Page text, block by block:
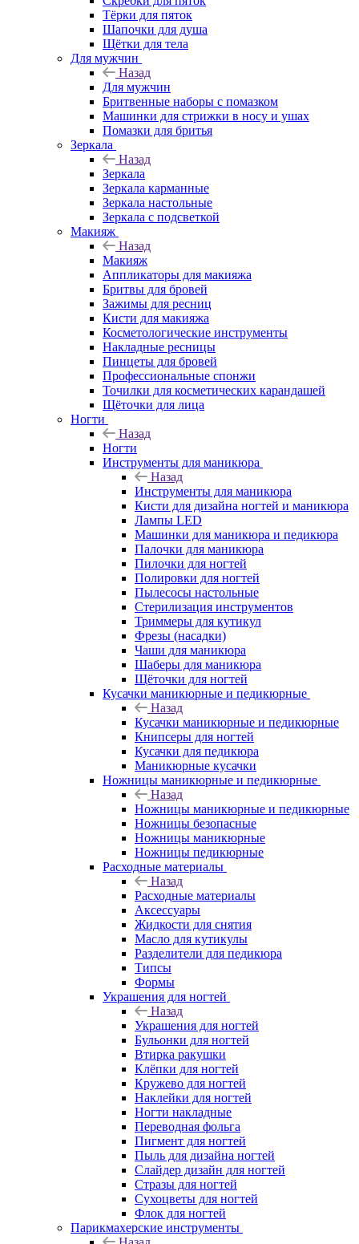
Тёрки для пяток
Шапочки для душа
Щётки для тела
Для мужчин
Назад
Для мужчин
Бритвенные наборы с помазком
Машинки для стрижки в носу и ушах
Помазки для бритья
Зеркала
Назад
Зеркала
Зеркала карманные
Зеркала настольные
Зеркала с подсветкой
Макияж
Назад
Макияж
Аппликаторы для макияжа
Бритвы для бровей
Зажимы для ресниц
Кисти для макияжа
Косметологические инструменты
Накладные ресницы
Пинцеты для бровей
Профессиональные спонжи
Точилки для косметических карандашей
Щёточки для лица
Ногти
Назад
Ногти
Инструменты для маникюра
Назад
Инструменты для маникюра
Кисти для дизайна ногтей и маникюра
Лампы LED
Машинки для маникюра и педикюра
Палочки для маникюра
Пилочки для ногтей
Полировки для ногтей
Пылесосы настольные
Стерилизация инструментов
Триммеры для кутикул
Фрезы (насадки)
Чаши для маникюра
Шаберы для маникюра
Щёточки для ногтей
Кусачки маникюрные и педикюрные
Назад
Кусачки маникюрные и педикюрные
Книпсеры для ногтей
Кусачки для педикюра
Маникюрные кусачки
Ножницы маникюрные и педикюрные
Назад
Ножницы маникюрные и педикюрные
Ножницы безопасные
Ножницы маникюрные
Ножницы педикюрные
Расходные материалы
Назад
Расходные материалы
Аксессуары
Жидкости для снятия
Масло для кутикулы
Разделители для педикюра
Типсы
Формы
Украшения для ногтей
Назад
Украшения для ногтей
Бульонки для ногтей
Втирка ракушки
Клёпки для ногтей
Кружево для ногтей
Наклейки для ногтей
Ногти накладные
Переводная фольга
Пигмент для ногтей
Пыль для дизайна ногтей
Слайдер дизайн для ногтей
Стразы для ногтей
Сухоцветы для ногтей
Флок для ногтей
Парикмахерские инструменты